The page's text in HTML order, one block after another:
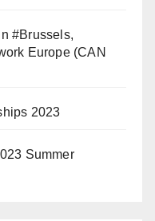
#Brussels,
Europe (CAN
2023
Summer